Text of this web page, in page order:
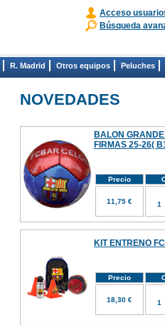
Acceso
Búsqueda
R. Madrid Otros equipos Peluches
NOVEDADES
BALON
FIRMAS 25-26(
Precio
11,75 €
KIT ENTRENO
Precio
18,30 €